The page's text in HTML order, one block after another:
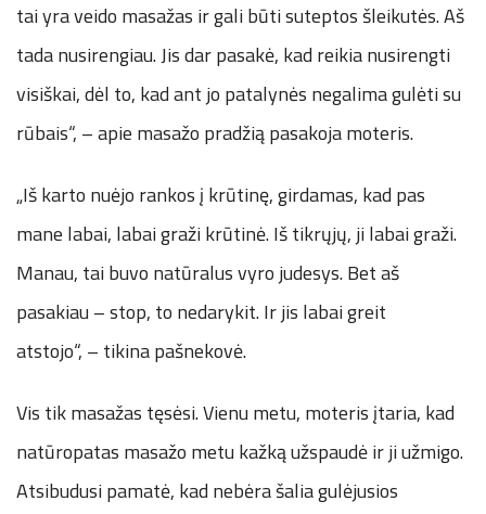
tai yra veido masažas ir gali būti suteptos šleikutės. Aš
tada nusirengiau. Jis dar pasakė, kad reikia nusirengti
visiškai, dėl to, kad ant jo patalynės negalima gulėti su
rūbais“, – apie masažo pradžią pasakoja moteris.
„Iš karto nuėjo rankos į krūtinę, girdamas, kad pas
mane labai, labai graži krūtinė. Iš tikrųjų, ji labai graži.
Manau, tai buvo natūralus vyro judesys. Bet aš
pasakiau – stop, to nedarykit. Ir jis labai greit
atstojo“, – tikina pašnekovė.
Vis tik masažas tęsėsi. Vienu metu, moteris įtaria, kad
natūropatas masažo metu kažką užspaudė ir ji užmigo.
Atsibudusi pamatė, kad nebėra šalia gulėjusios